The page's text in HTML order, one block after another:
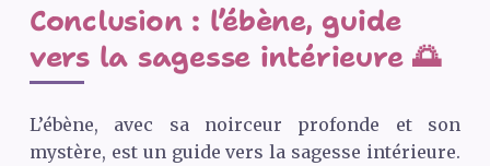
Conclusion : l’ébène, guide
vers la sagesse intérieure 🌅
L’ébène, avec sa noirceur profonde et son
mystère, est un guide vers la sagesse intérieure.